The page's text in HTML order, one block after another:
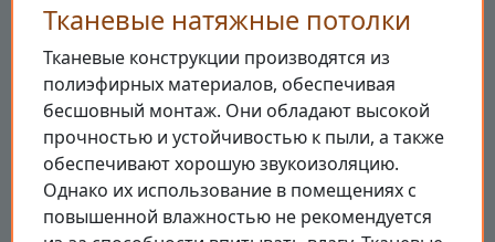
Тканевые натяжные потолки
Тканевые конструкции производятся из
полиэфирных материалов, обеспечивая
бесшовный монтаж. Они обладают высокой
прочностью и устойчивостью к пыли, а также
обеспечивают хорошую звукоизоляцию.
Однако их использование в помещениях с
повышенной влажностью не рекомендуется